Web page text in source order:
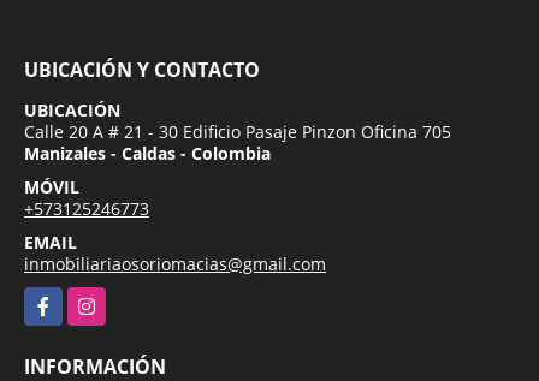
UBICACIÓN Y CONTACTO
UBICACIÓN
Calle 20 A # 21 - 30 Edificio Pasaje Pinzon Oficina 705
Manizales - Caldas - Colombia
MÓVIL
+573125246773
EMAIL
inmobiliariaosoriomacias@gmail.com
FacebookInstagram
INFORMACIÓN